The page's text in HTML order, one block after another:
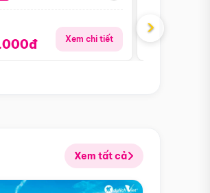
Xem chi tiết
Giá từ:
›
Xem tất cả